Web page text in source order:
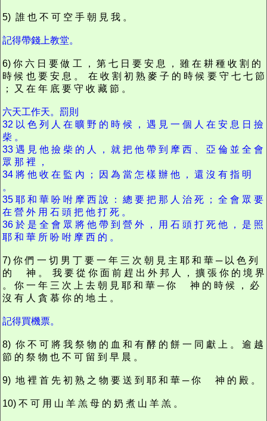
5) 誰 也 不 可 空 手 朝 見 我 。
記得帶錢上教堂。
6) 你 六 日 要 做 工 ， 第 七 日 要 安 息 ， 雖 在 耕 種 收 割 的
時 候 也 要 安 息 。 在 收 割 初 熟 麥 子 的 時 候 要 守 七 七 節
； 又 在 年 底 要 守 收 藏 節 。
六天工作天。罰則
32 以 色 列 人 在 曠 野 的 時 候 ， 遇 見 一 個 人 在 安 息 日 撿
柴 。
33 遇 見 他 撿 柴 的 人 ， 就 把 他 帶 到 摩 西 、 亞 倫 並 全 會
眾 那 裡 ，
34 將 他 收 在 監 內 ； 因 為 當 怎 樣 辦 他 ， 還 沒 有 指 明
。
35 耶 和 華 吩 咐 摩 西 說 ： 總 要 把 那 人 治 死 ； 全 會 眾 要
在 營 外 用 石 頭 把 他 打 死 。
36 於 是 全 會 眾 將 他 帶 到 營 外 ， 用 石 頭 打 死 他 ， 是 照
耶 和 華 所 吩 咐 摩 西 的 。
7) 你 們 一 切 男 丁 要 一 年 三 次 朝 見 主 耶 和 華 ─ 以 色 列
的 神 。 我 要 從 你 面 前 趕 出 外 邦 人 ， 擴 張 你 的 境 界
。 你 一 年 三 次 上 去 朝 見 耶 和 華 ─ 你 神 的 時 候 ， 必
沒 有 人 貪 慕 你 的 地 土 。
記得買機票。
8) 你 不 可 將 我 祭 物 的 血 和 有 酵 的 餅 一 同 獻 上 。 逾 越
節 的 祭 物 也 不 可 留 到 早 晨 。
9) 地 裡 首 先 初 熟 之 物 要 送 到 耶 和 華 ─ 你 神 的 殿 。
10) 不 可 用 山 羊 羔 母 的 奶 煮 山 羊 羔 。